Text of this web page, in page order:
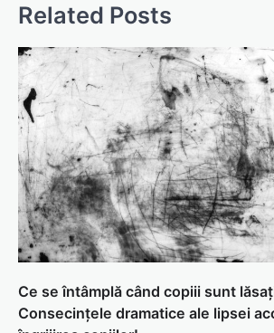
Related Posts
Ce se întâmplă când copiii sunt
Consecințele dramatice ale lipsei